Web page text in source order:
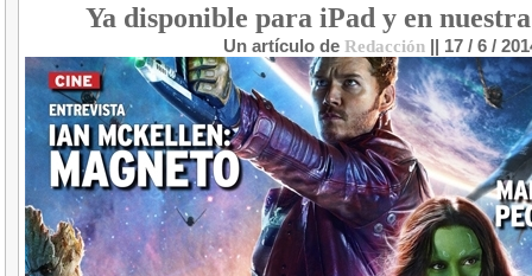
Ya disponible para iPad y en
Un artículo de Redacción || 17 / 6 /